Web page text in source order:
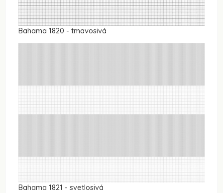
Bahama 1820 - tmavosivá
Bahama 1821 - svetlosivá